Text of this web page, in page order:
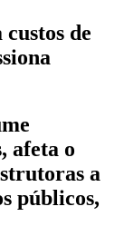
de
afeta o
a
públicos,